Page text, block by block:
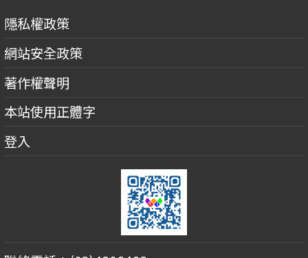
隱私權政策
網站安全政策
著作權聲明
本站使用正體字
登入